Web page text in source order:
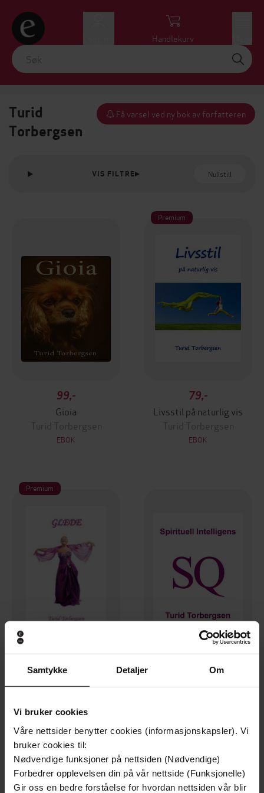
Samtykke Detaljer Om
Vi bruker cookies
Våre nettsider benytter cookies (informasjonskapsler). Vi
bruker cookies til:
Nødvendige funksjoner på nettsiden (Nødvendige)
Forbedrer opplevelsen din på vår nettside (Funksjonelle)
Gir oss en bedre forståelse for hvordan nettsiden vår blir
Handlekurv
Turid
Torbergsen
Få varsel ved ny bok av forfatteren
VIS FILTRE Nullstill
99,-
Gioia
Turid Torbergsen
EBOK
Premium
79,-
Livsstil på naturlig vis
Turid Torbergsen
EBOK
Premium
79,-
EBOK
229,-
Premium